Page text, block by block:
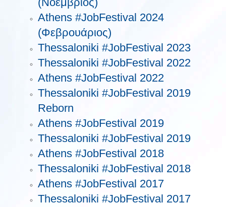
Athens #JobFestival 2024
(Φεβρουάριος)
Thessaloniki #JobFestival 2023
Thessaloniki #JobFestival 2022
Athens #JobFestival 2022
Thessaloniki #JobFestival 2019
Reborn
Athens #JobFestival 2019
Thessaloniki #JobFestival 2019
Athens #JobFestival 2018
Thessaloniki #JobFestival 2018
Athens #JobFestival 2017
Τhessaloniki #JobFestival 2017